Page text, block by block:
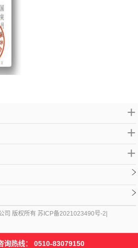
+
+
+
司 版权所有 苏ICP备2021023490号-2
询热线： 0510-83079150